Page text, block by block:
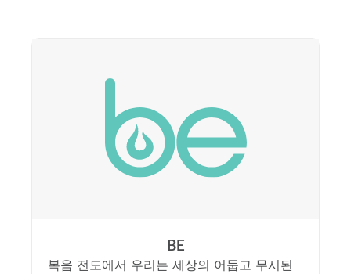
BE
복음 전도에서 우리는 세상의 어둡고 무시된